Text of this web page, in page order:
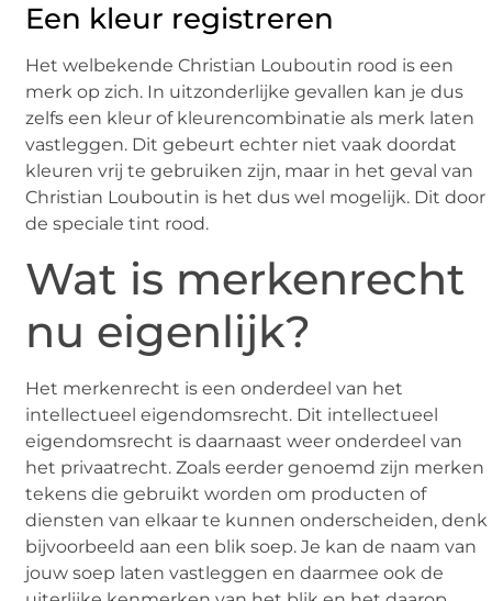
Een kleur registreren
Het welbekende Christian Louboutin rood is een
merk op zich. In uitzonderlijke gevallen kan je dus
zelfs een kleur of kleurencombinatie als merk laten
vastleggen. Dit gebeurt echter niet vaak doordat
kleuren vrij te gebruiken zijn, maar in het geval van
Christian Louboutin is het dus wel mogelijk. Dit door
de speciale tint rood.
Wat is merkenrecht
nu eigenlijk?
Het merkenrecht is een onderdeel van het
intellectueel eigendomsrecht. Dit intellectueel
eigendomsrecht is daarnaast weer onderdeel van
het privaatrecht. Zoals eerder genoemd zijn merken
tekens die gebruikt worden om producten of
diensten van elkaar te kunnen onderscheiden, denk
bijvoorbeeld aan een blik soep. Je kan de naam van
jouw soep laten vastleggen en daarmee ook de